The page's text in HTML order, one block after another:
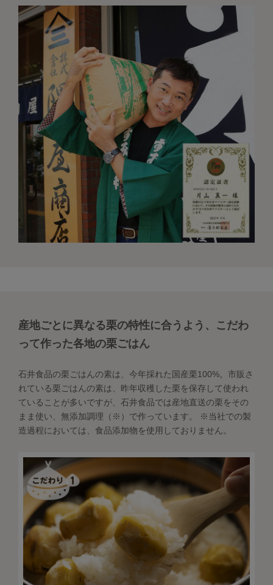
産地ごとに異なる栗の特性に合うよう、こだわ
って作った各地の栗ごはん
石井食品の栗ごはんの素は、今年採れた国産栗100%。市販さ
れている栗ごはんの素は、昨年収穫した栗を保存して使われ
ていることが多いですが、石井食品では産地直送の栗をその
まま使い、無添加調理（※）で作っています。 ※当社での製
造過程においては、食品添加物を使用しておりません。